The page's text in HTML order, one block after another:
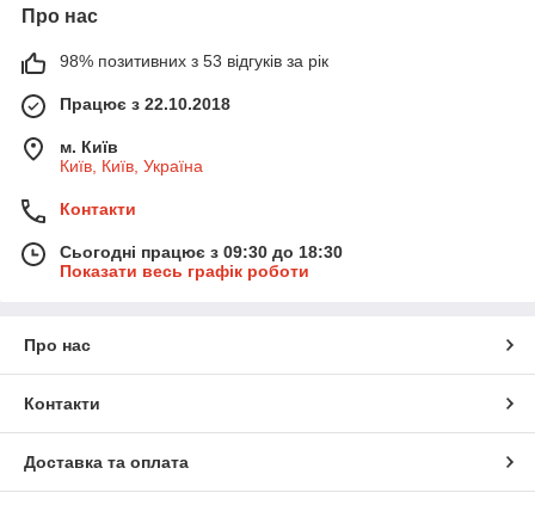
Про нас
98% позитивних з 53 відгуків за рік
Працює з 22.10.2018
м. Київ
Київ, Київ, Україна
Контакти
Сьогодні працює з 09:30 до 18:30
Показати весь графік роботи
Про нас
Контакти
Доставка та оплата